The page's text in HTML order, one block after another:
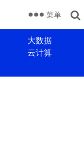
大数据
云计算
菜单